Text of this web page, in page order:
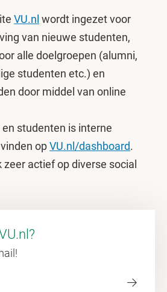
VU.nl wordt ingezet voor
van nieuwe studenten,
alle doelgroepen (alumni,
studenten etc.) en
door middel van online
studenten is interne
opVU.nl/dashboard.
zeer actief op diverse social